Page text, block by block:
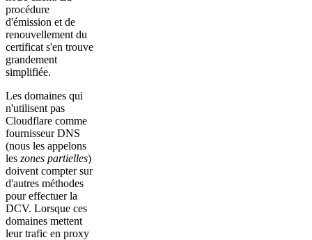
procédure
d'émission et de
renouvellement du
certificat s'en trouve
grandement
simplifiée.
Les domaines qui
n'utilisent pas
Cloudflare comme
fournisseur DNS
(nous les appelons
les zones partielles)
doivent compter sur
d'autres méthodes
pour effectuer la
DCV. Lorsque ces
domaines mettent
leur trafic en proxy